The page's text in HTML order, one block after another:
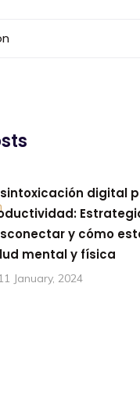
digital
y cómo
mental y física
January, 2024